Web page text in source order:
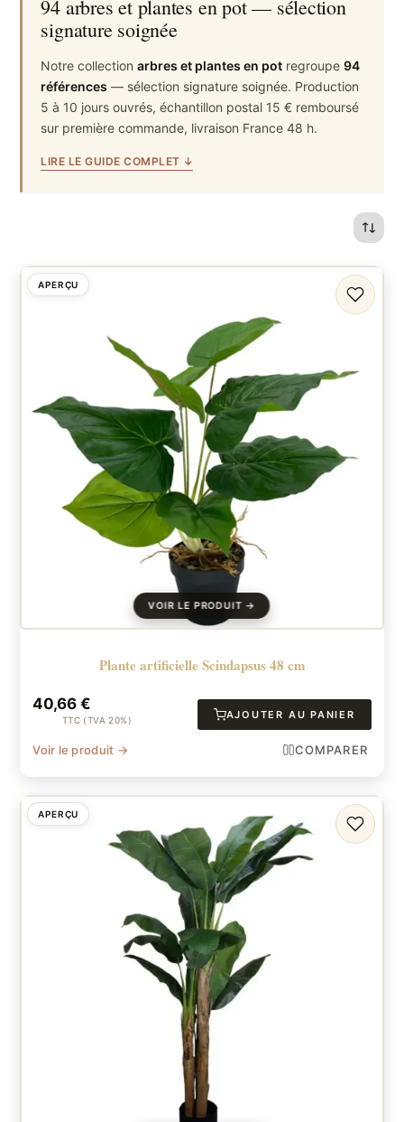
94 arbres et plantes en pot — sélection
signature soignée
Notre collectionarbres et plantes en pot regroupe94
références — sélection signature soignée. Production
5 à 10 jours ouvrés, échantillon postal 15 € remboursé
sur première commande, livraison France 48 h.
LIRE LE GUIDE COMPLET ↓
APERÇU
Plante artificielle Scindapsus 48 cm
40,66€
TTC (TVA 20%) AJOUTER AU PANIER
Voir le produit → COMPARER
APERÇU